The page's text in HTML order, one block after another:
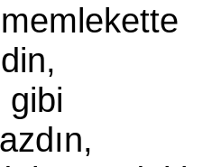
gibi